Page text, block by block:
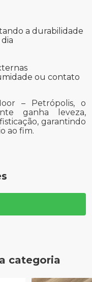
a durabilidade
ou contato
– Petrópolis, o
ganha leveza,
garantindo
ao fim.
categoria